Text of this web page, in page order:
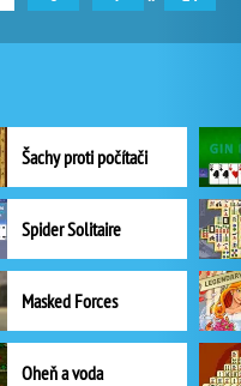
Šachy proti počítači
Spider Solitaire
Masked Forces
Oheň a voda